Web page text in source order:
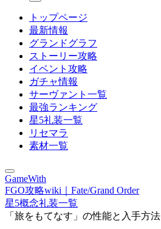
トップページ
最新情報
グランドグラフ
ストーリー攻略
イベント攻略
ガチャ情報
サーヴァント一覧
最強ランキング
星5礼装一覧
リセマラ
素材一覧
GameWith
FGO攻略wiki｜Fate/Grand Order
星5概念礼装一覧
「旅をもてなす」の性能と入手方法